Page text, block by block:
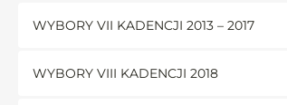
WYBORY VII KADENCJI 2013 – 2017
WYBORY VIII KADENCJI 2018